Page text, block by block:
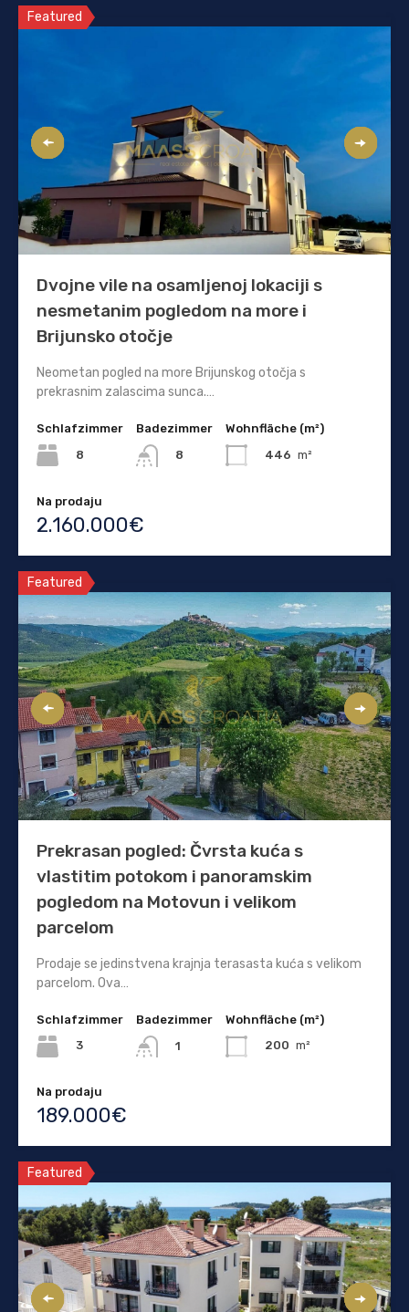
Featured
Dvojne vile na osamljenoj lokaciji s
nesmetanim pogledom na more i
Brijunsko otočje
Neometan pogled na more Brijunskog otočja s
prekrasnim zalascima sunca.…
Schlafzimmer
8
Badezimmer
8
Wohnfläche (m²)
446 m²
Na prodaju
2.160.000€
Featured
Prekrasan pogled: Čvrsta kuća s
vlastitim potokom i panoramskim
pogledom na Motovun i velikom
parcelom
Prodaje se jedinstvena krajnja terasasta kuća s velikom
parcelom. Ova…
Schlafzimmer
3
Badezimmer
1
Wohnfläche (m²)
200 m²
Na prodaju
189.000€
Featured